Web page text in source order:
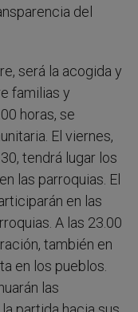
del
será la acogida y
familias y
horas, se
El viernes,
tendrá lugar los
las parroquias. El
en las
A las 23.00
también en
en los pueblos.
las